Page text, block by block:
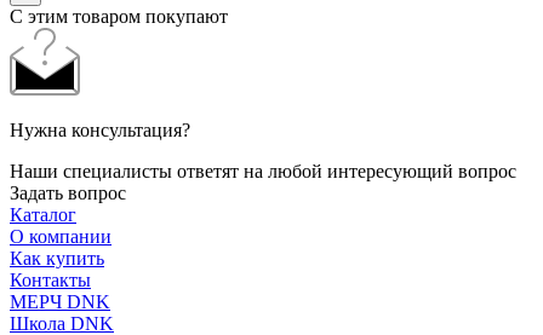
С этим товаром покупают
Нужна консультация?
Наши специалисты ответят на любой интересующий вопрос
Задать вопрос
Каталог
О компании
Как купить
Контакты
МЕРЧ DNK
Школа DNK